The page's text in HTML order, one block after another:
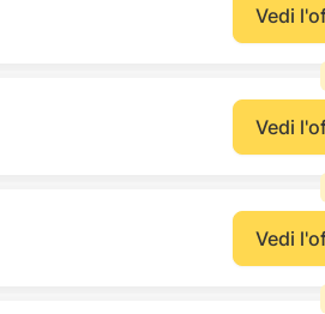
Vedi
Vedi
Vedi